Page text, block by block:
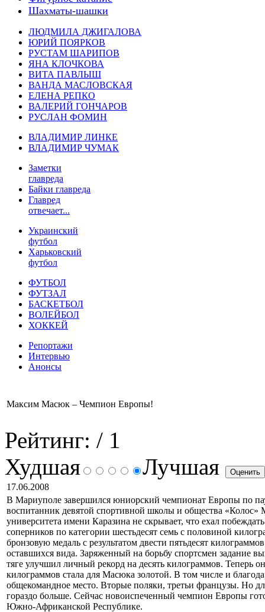
Шахматы-шашки
ЛЮДМИЛА ДЖИГАЛОВА
ЮРИЙ ПОЯРКОВ
РУСТАМ ШАРИПОВ
ЯНА КЛОЧКОВА
ВИТА ПАВЛЫШ
ВАНДА МАСЛОВСКАЯ
ЕЛЕНА РЕПКО
ВАЛЕРИЙ ГОНЧАРОВ
РУСЛАН ФОМИН
ВЛАДИМИР ЛИНКЕ
ВЛАДИМИР ЧУМАК
Заметки
главреда
Байки главреда
Главред
отвечает...
Украинский
футбол
Харьковский
футбол
ФУТБОЛ
ФУТЗАЛ
БАСКЕТБОЛ
ВОЛЕЙБОЛ
ХОККЕЙ
Репортажи
Интервью
Анонсы
Максим Масюк – Чемпион Европы!
Рейтинг: / 1
Худшая
Лучшая
17.06.2008
В Мариуполе завершился юниорский чемпионат Европы по
воспитанник девятой спортивной школы и общества
университета имени Каразина не скрывает, что ехал
соперников по категории шестьдесят семь с половиной
бронзовую медаль с результатом двести пятьдесят
оставшихся вида. Заряженный на борьбу спортсмен задание
тяге улучшил личный рекорд на десять килограммов. Теперь
килограммов стала для Масюка золотой. В том числе и
общекомандное место. Вторые поляки, третьи французы. Но
гораздо больше. Сейчас новоиспеченный чемпион Европы
Южно-Африканской Республике.